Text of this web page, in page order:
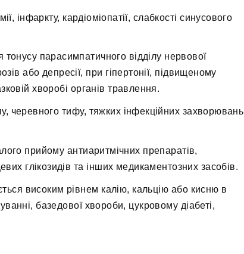
інфаркту, кардіоміопатії, слабкості синусового
парасимпатичного відділу нервової
або депресії, при гіпертонії, підвищеному
хворобі органів травлення.
черевного тифу, тяжких інфекційних захворювань
прийому антиаритмічних препаратів,
глікозидів та інших медикаментозних засобів.
високим рівнем калію, кальцію або кисню в
базедової хвороби, цукровому діабеті,